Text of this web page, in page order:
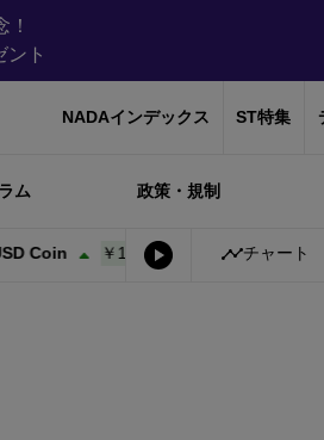
ント
NADAインデックス ST特集
ム 政策・規制
￥158.09 0.01% Bitcoin ￥
チャート